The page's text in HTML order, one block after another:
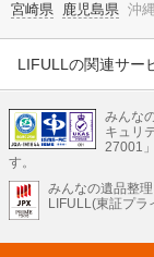
宮崎県 鹿児島県 沖
LIFULLの関連サー
不動産・住宅
引越
不動産クラウドファ
LIFULL HOME'Sの
不動産・住宅
不動産査定 マンシ
みんな
キュリ
27001
す。
みんなの遺品整
LIFULL(東証プラ